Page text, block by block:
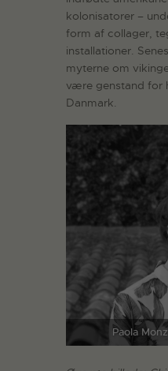
kolonisatorer –
form af collager,
installationer.
myterne om
være genstand for
Danmark.
Paola